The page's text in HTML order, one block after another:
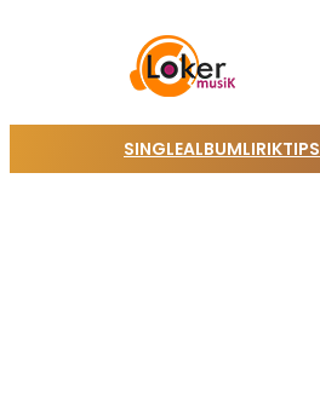
SINGLEALBUMLIRIKTIPS